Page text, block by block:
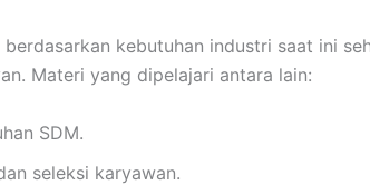
kebutuhan industri saat ini
Materi yang dipelajari antara lain:
SDM.
seleksi karyawan.